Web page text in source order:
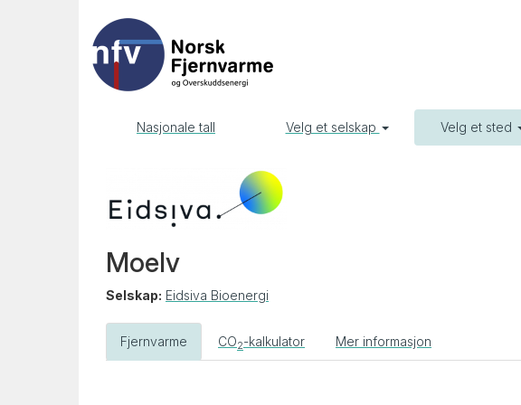
Nasjonale tall Velg et selskap Velg et sted
Moelv
Selskap: Eidsiva Bioenergi
Fjernvarme CO2-kalkulator Mer informasjon